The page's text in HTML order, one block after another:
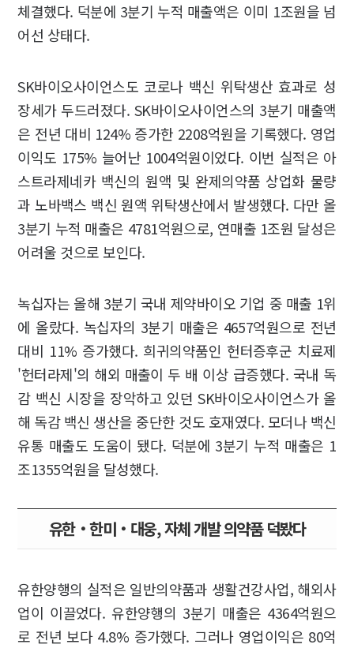
체결했다. 덕분에 3분기 누적 매출액은 이미 1조원을 넘
어선 상태다.
SK바이오사이언스도 코로나 백신 위탁생산 효과로 성
장세가 두드러졌다. SK바이오사이언스의 3분기 매출액
은 전년 대비 124% 증가한 2208억원을 기록했다. 영업
이익도 175% 늘어난 1004억원이었다. 이번 실적은 아
스트라제네카 백신의 원액 및 완제의약품 상업화 물량
과 노바백스 백신 원액 위탁생산에서 발생했다. 다만 올
3분기 누적 매출은 4781억원으로, 연매출 1조원 달성은
어려울 것으로 보인다.
녹십자는 올해 3분기 국내 제약바이오 기업 중 매출 1위
에 올랐다. 녹십자의 3분기 매출은 4657억원으로 전년
대비 11% 증가했다. 희귀의약품인 헌터증후군 치료제
'헌터라제'의 해외 매출이 두 배 이상 급증했다. 국내 독
감 백신 시장을 장악하고 있던 SK바이오사이언스가 올
해 독감 백신 생산을 중단한 것도 호재였다. 모더나 백신
유통 매출도 도움이 됐다. 덕분에 3분기 누적 매출은 1
조1355억원을 달성했다.
유한‧한미‧대웅, 자체 개발 의약품 덕봤다
유한양행의 실적은 일반의약품과 생활건강사업, 해외사
업이 이끌었다. 유한양행의 3분기 매출은 4364억원으
로 전년 보다 4.8% 증가했다. 그러나 영업이익은 80억